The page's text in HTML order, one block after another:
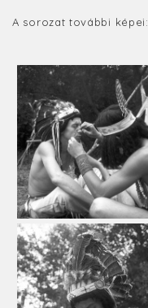
A sorozat további képei: